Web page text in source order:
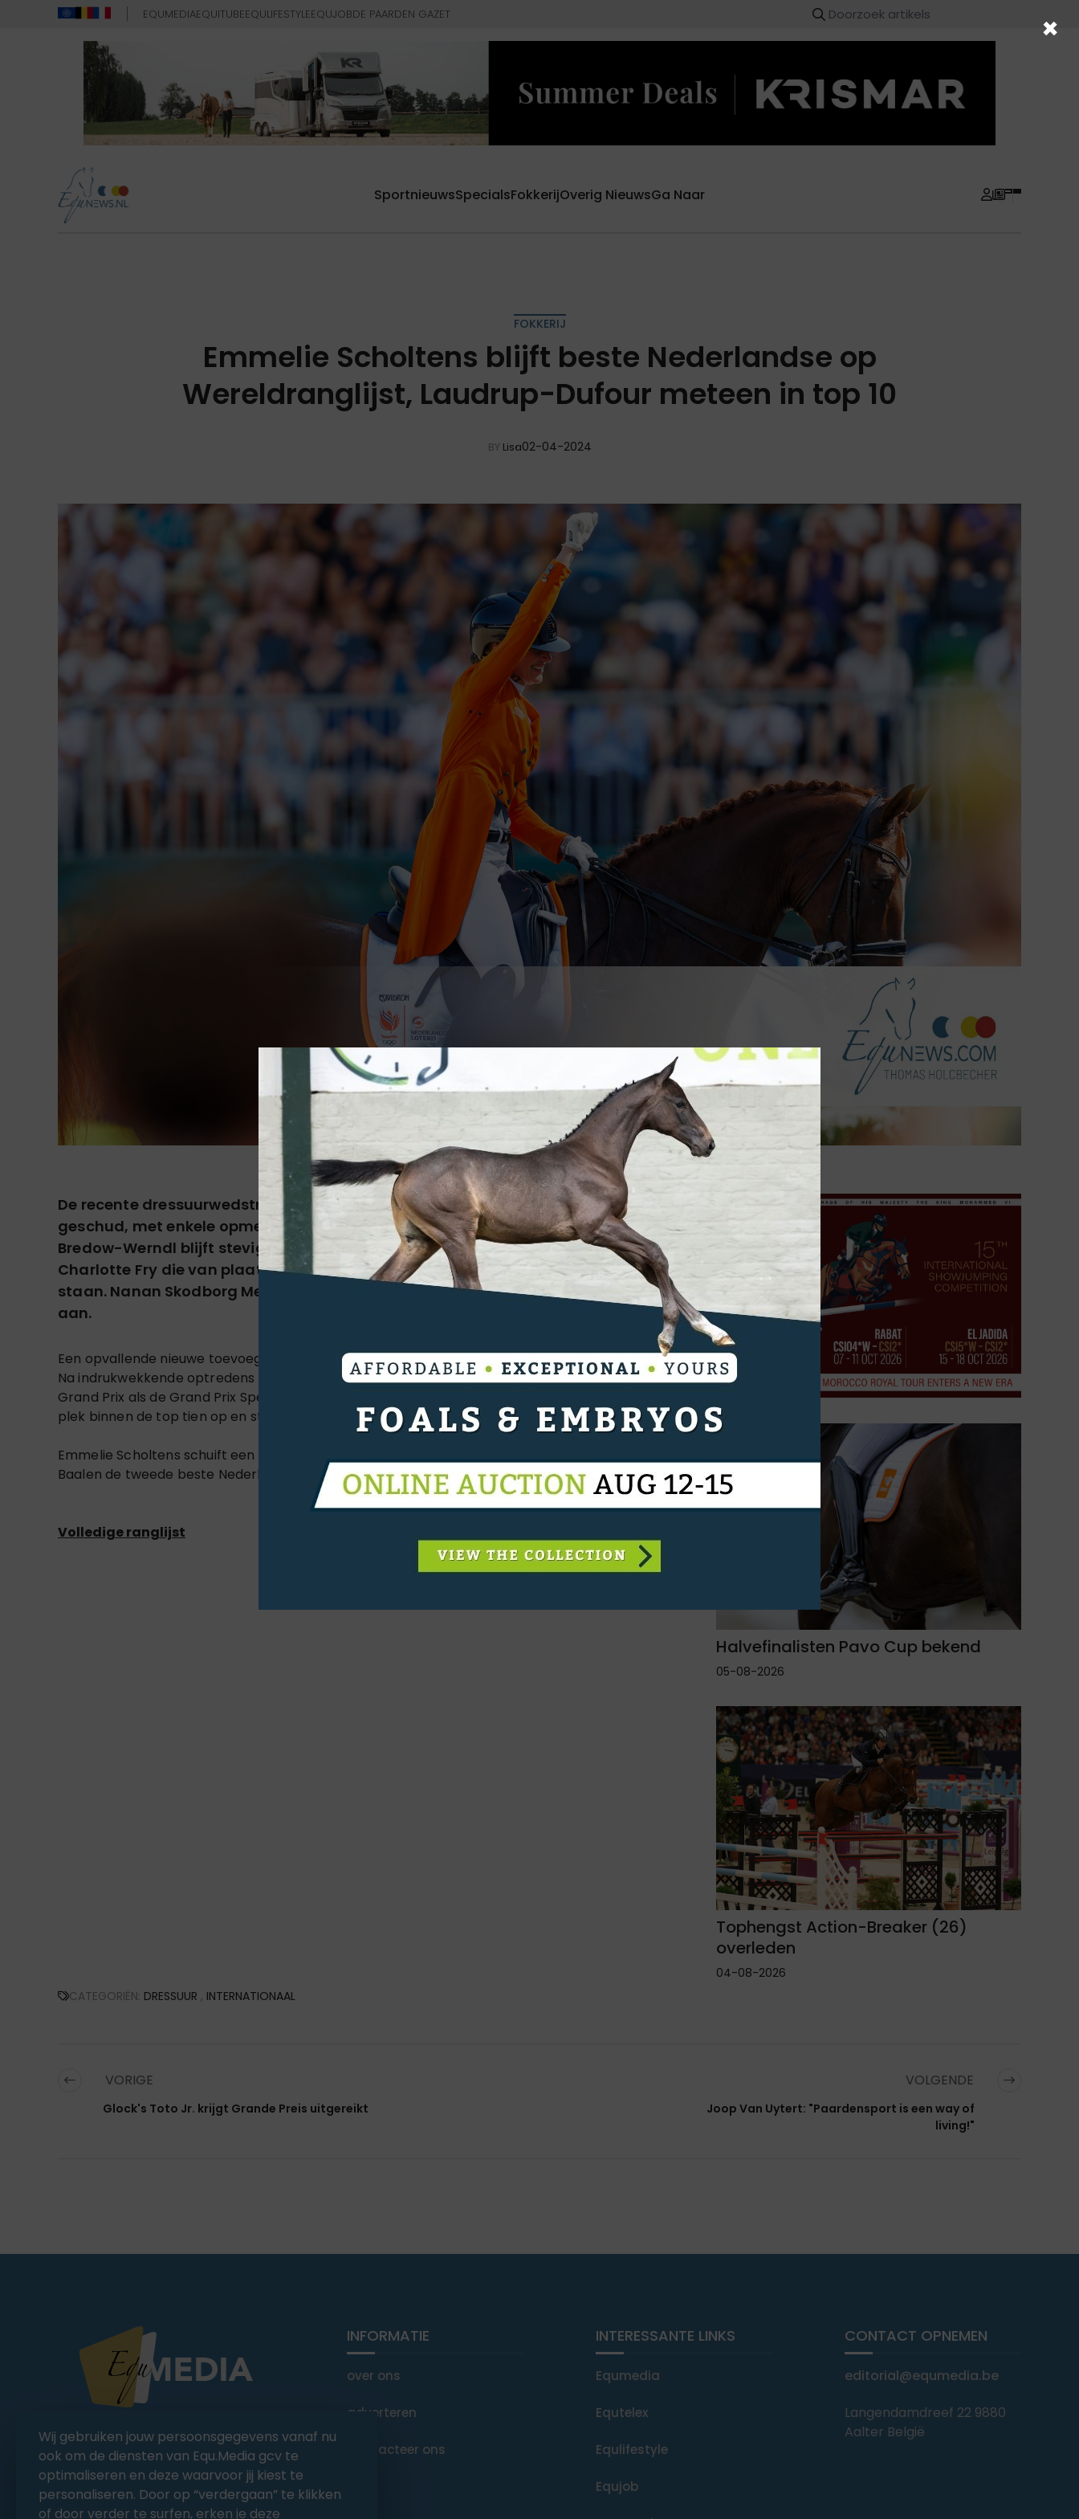
EQUMEDIAEQUITUBEEQULIFESTYLEEQUJOBDE PAARDEN GAZET
SportnieuwsSpecialsFokkerijOverig NieuwsGa Naar
FOKKERIJ
Emmelie Scholtens blijft beste Nederlandse op
Wereldranglijst, Laudrup-Dufour meteen in top 10
BY Lisa02-04-2024
De recente dressuurwedstrijden hebben de wereldranglijst flink door elkaar
geschud, met enkele opmerkelijke veranderingen in de top tien. Jessica Von
Bredow-Werndl blijft stevig op de eerste plaats, gevolgd door Isabell Werth en
Charlotte Fry die van plaats wisselen en respectievelijk op twee en drie komen te
staan. Nanan Skodborg Merrald en Charlotte Dujardin vullen verder de top vijf
aan.
Een opvallende nieuwe toevoeging aan de top tien is Cathrine Laudrup-Dufour uit Denemarken.
Na indrukwekkende optredens met Mount St. John Freestyle (v. Fidermark), waarbij ze zowel de
Grand Prix als de Grand Prix Spécial won tijdens het evenement in Herning, eist ze meteen haar
plek binnen de top tien op en staat op acht.
Emmelie Scholtens schuift een plaatsje op en staat nu op de negende plaats, terwijl
Baalen de tweede beste Nederlandse is op plaats zeventien, komende van veertien.
Volledige ranglijst
Halvefinalisten Pavo Cup bekend
05-08-2026
Tophengst Action-Breaker (26)
overleden
04-08-2026
CATEGORIËN: DRESSUUR , INTERNATIONAAL
VORIGE
Glock's Toto Jr. krijgt Grande Preis uitgereikt
VOLGENDE
Joop Van Uytert: "Paardensport is een way of
living!"
You Ride it We Write it,
Equestrian news
INFORMATIE
over ons
adverteren
Contacteer ons
INTERESSANTE LINKS
Equmedia
Equtelex
Equlifestyle
Equjob
CONTACT OPNEMEN
editorial@equmedia.be
Langendamdreef 22 9880
Aalter België
×
Wij gebruiken jouw persoonsgegevens vanaf nu
ook om de diensten van Equ.Media gcv te
optimaliseren en deze waarvoor jij kiest te
personaliseren. Door op “verdergaan” te klikken
of door verder te surfen, erken je deze